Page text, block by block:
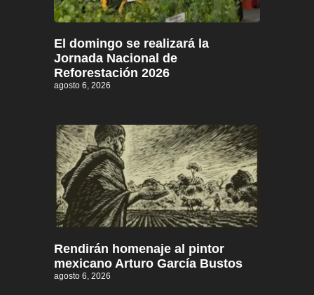
El domingo se realizará la
Jornada Nacional de
Reforestación 2026
agosto 6, 2026
Rendirán homenaje al pintor
mexicano Arturo García Bustos
agosto 6, 2026